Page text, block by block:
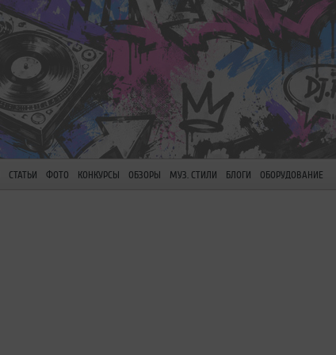
СТАТЬИ ФОТО КОНКУРСЫ ОБЗОРЫ МУЗ. СТИЛИ БЛОГИ ОБОРУДОВАНИЕ